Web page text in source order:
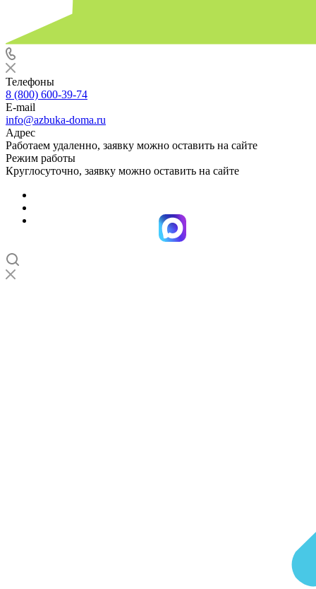
Телефоны
8 (800) 600-39-74
E-mail
info@azbuka-doma.ru
Адрес
Работаем удаленно, заявку можно оставить на сайте
Режим работы
Круглосуточно, заявку можно оставить на сайте